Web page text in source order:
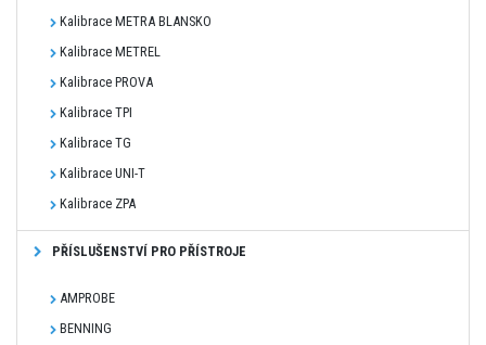
Kalibrace METRA BLANSKO
Kalibrace METREL
Kalibrace PROVA
Kalibrace TPI
Kalibrace TG
Kalibrace UNI-T
Kalibrace ZPA
PŘÍSLUŠENSTVÍ PRO PŘÍSTROJE
AMPROBE
BENNING